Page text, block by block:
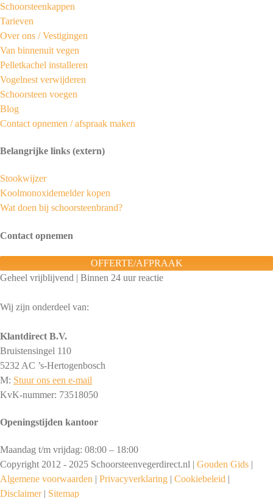
Schoorsteenkappen
Tarieven
Over ons /Vestigingen
Van binnenuit vegen
Pelletkachel installeren
Vogelnest verwijderen
Schoorsteen voegen
Blog
Contact opnemen / afspraak maken
Belangrijke links (extern)
Stookwijzer
Koolmonoxidemelder kopen
Wat doen bij schoorsteenbrand?
Contact opnemen
OFFERTE/AFPRAAK
Geheel vrijblijvend | Binnen 24 uur reactie
Wij zijn onderdeel van:
Klantdirect B.V.
Bruistensingel 110
5232 AC ’s-Hertogenbosch
M: Stuur ons een e-mail
KvK-nummer: 73518050
Openingstijden kantoor
Maandag t/m vrijdag: 08:00 – 18:00
Copyright 2012 - 2025 Schoorsteenvegerdirect.nl | Gouden Gids |
Algemene voorwaarden | Privacyverklaring | Cookiebeleid |
Disclaimer| Sitemap